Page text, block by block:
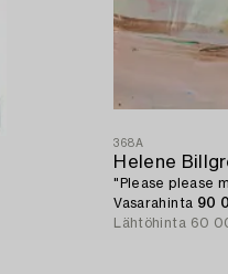
368A
Helene
"Please please
Vasarahinta 90
Lähtöhinta 60